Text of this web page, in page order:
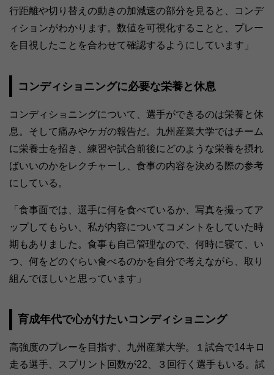
行距離や切り替えの動きの加減速の部分を見ると、コンデ
ィションがわかります。数値を可視化することと、プレー
を目視したことを合わせて確認するようにしています」
コンディショニングに必要な栄養と休息
コンディショニングについて、選手ができるのは栄養と休
息。そして痛みやケガの報告だ。九州産業大学ではチーム
に栄養士を招き、練習や試合前後にどのような栄養を摂れ
ばいいのかをレクチャーし、食事の内容を決める際の参考
にしている。
「食事面では、選手に何を食べているか、写真を撮ってア
ップしてもらい、私が内容についてコメントをしていた時
期もありました。食事も自己管理なので、何時に寝て、い
つ、何をどのぐらい食べるのかを自分で考えながら、取り
組んでほしいと思っています」
育成年代で心がけたいコンディショニング
高強度のプレーを目指す、九州産業大学。１試合で14キロ
走る選手、スプリント回数が22、３回行く選手もいる。試